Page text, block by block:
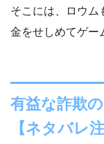
そこには、ロウム
金をせしめてゲー
有益な詐欺
【ネタバレ注